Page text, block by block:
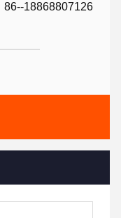
86--18868807126